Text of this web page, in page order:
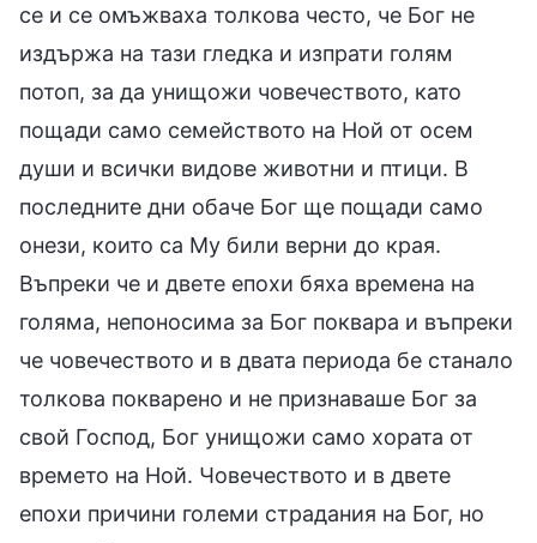
се и се омъжваха толкова често, че Бог не
издържа на тази гледка и изпрати голям
потоп, за да унищожи човечеството, като
пощади само семейството на Ной от осем
души и всички видове животни и птици. В
последните дни обаче Бог ще пощади само
онези, които са Му били верни до края.
Въпреки че и двете епохи бяха времена на
голяма, непоносима за Бог поквара и въпреки
че човечеството и в двата периода бе станало
толкова покварено и не признаваше Бог за
свой Господ, Бог унищожи само хората от
времето на Ной. Човечеството и в двете
епохи причини големи страдания на Бог, но